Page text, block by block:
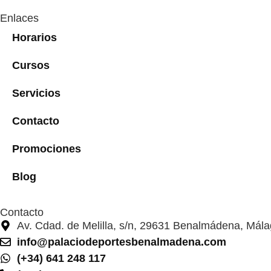
Enlaces
Horarios
Cursos
Servicios
Contacto
Promociones
Blog
Contacto
Av. Cdad. de Melilla, s/n, 29631 Benalmádena,
info@palaciodeportesbenalmadena.com
(+34) 641 248 117